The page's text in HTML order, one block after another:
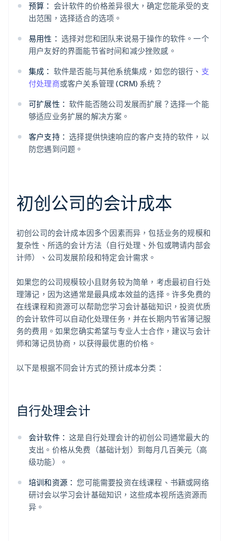
预算： 会计软件的价格差异很大，确定您能承受的支
出范围，选择适合的选项。
易用性： 选择对您和团队来说易于操作的软件。一个
用户友好的界面能节省时间和减少挫败感。
集成： 软件是否能与其他系统集成，如您的银行、 支
付处理商或客户关系管理 (CRM) 系统？
可扩展性： 软件能否随公司发展而扩展？选择一个能
够适应业务扩展的解决方案。
客户支持： 选择提供快速响应的客户支持的软件，以
防您遇到问题。
初创公司的会计成本
初创公司的会计成本因多个因素而异，包括业务的规模和
复杂性、所选的会计方法（自行处理、外包或聘请内部会
计师）、公司发展阶段和特定会计需求。
如果您的公司规模较小且财务较为简单，考虑最初自行处
理簿记，因为这通常是最具成本效益的选择。许多免费的
在线课程和资源可以帮助您学习会计基础知识，投资优质
的会计软件可以自动化处理任务，并在长期内节省簿记服
务的费用。如果您确实希望与专业人士合作，建议与会计
师和簿记员协商，以获得最优惠的价格。
以下是根据不同会计方式的预计成本分类：
自行处理会计
会计软件： 这是自行处理会计的初创公司通常最大的
支出。价格从免费（基础计划）到每月几百美元（高
级功能）。
培训和资源： 您可能需要投资在线课程、书籍或网络
研讨会以学习会计基础知识，这些成本视所选资源而
异。